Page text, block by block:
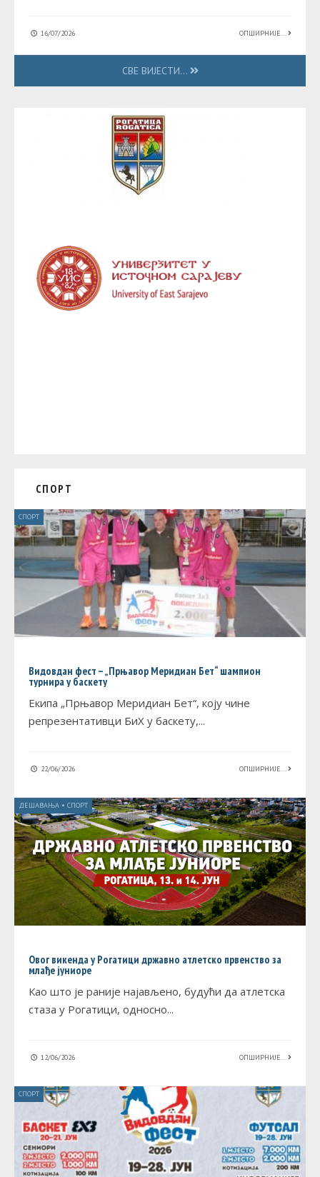
16/07/2026 ОПШИРНИЈЕ...
СВЕ ВИЈЕСТИ...
СПОРТ
СПОРТ
Видовдан фест – „Прњавор Меридиан Бет“ шампион
турнира у баскету
Екипа „Прњавор Меридиан Бет“, коју чине
репрезентативци БиХ у баскету,...
22/06/2026 ОПШИРНИЈЕ...
ДЕШАВАЊА • СПОРТ
Овог викенда у Рогатици државно атлетско првенство за
млађе јуниоре
Као што је раније најављено, будући да атлетска
стаза у Рогатици, односно...
12/06/2026 ОПШИРНИЈЕ...
СПОРТ